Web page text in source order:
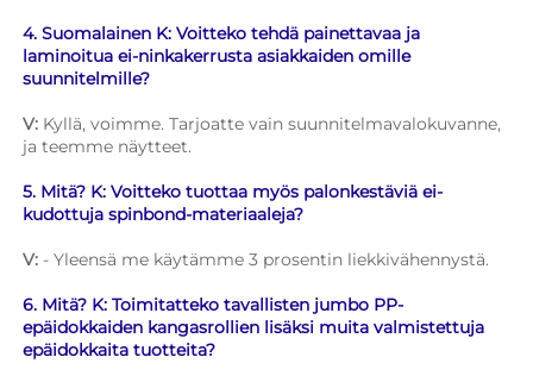
4. Suomalainen K: Voitteko tehdä painettavaa ja
laminoitua ei-ninkakerrusta asiakkaiden omille
suunnitelmille?
V: Kyllä, voimme. Tarjoatte vain suunnitelmavalokuvanne,
ja teemme näytteet.
5. Mitä? K: Voitteko tuottaa myös palonkestäviä ei-
kudottuja spinbond-materiaaleja?
V: - Yleensä me käytämme 3 prosentin liekkivähennystä.
6. Mitä? K: Toimitatteko tavallisten jumbo PP-
epäidokkaiden kangasrollien lisäksi muita valmistettuja
epäidokkaita tuotteita?